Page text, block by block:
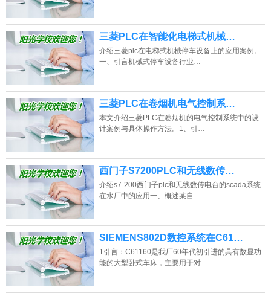
三菱PLC在智能化电梯式机械…
介绍三菱plc在电梯式机械停车设备上的应用案例。
一、引言机械式停车设备行业…
三菱PLC在卷烟机电气控制系…
本文介绍三菱PLC在卷烟机的电气控制系统中的设
计案例与具体操作方法。1、引…
西门子S7200PLC和无线数传…
介绍s7-200西门子plc和无线数传电台的scada系统
在水厂中的应用一、概述某自…
SIEMENS802D数控系统在C61…
1引言：C61160是我厂60年代初引进的具有数显功
能的大型卧式车床，主要用于对…